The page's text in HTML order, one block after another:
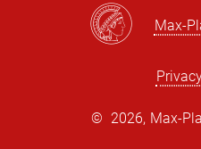
Max-
© 2026, Max-